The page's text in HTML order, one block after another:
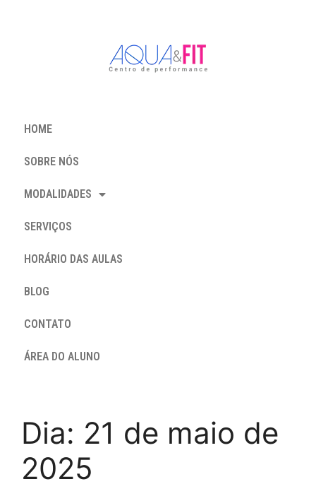
HOME
SOBRE NÓS
MODALIDADES
SERVIÇOS
HORÁRIO DAS AULAS
BLOG
CONTATO
ÁREA DO ALUNO
Dia: 21 de maio de
2025